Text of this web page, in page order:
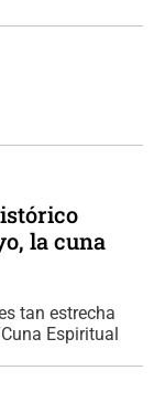
la cuna
tan estrecha
Espiritual